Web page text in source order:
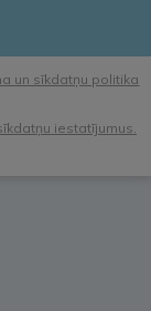
un sīkdatņu politika
iestatījumus.